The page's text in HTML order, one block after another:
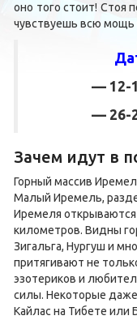
оно того стоит! Стоя
чувствуешь всю мощь
— 12-
— 26-
Зачем идут в
Горный массив
Малый Иремель,
Иремеля
километров. Видны
Зигальга, Нургуш и
притягивают не
эзотериков и
силы. Некоторые даже
Кайлас на Тибете или